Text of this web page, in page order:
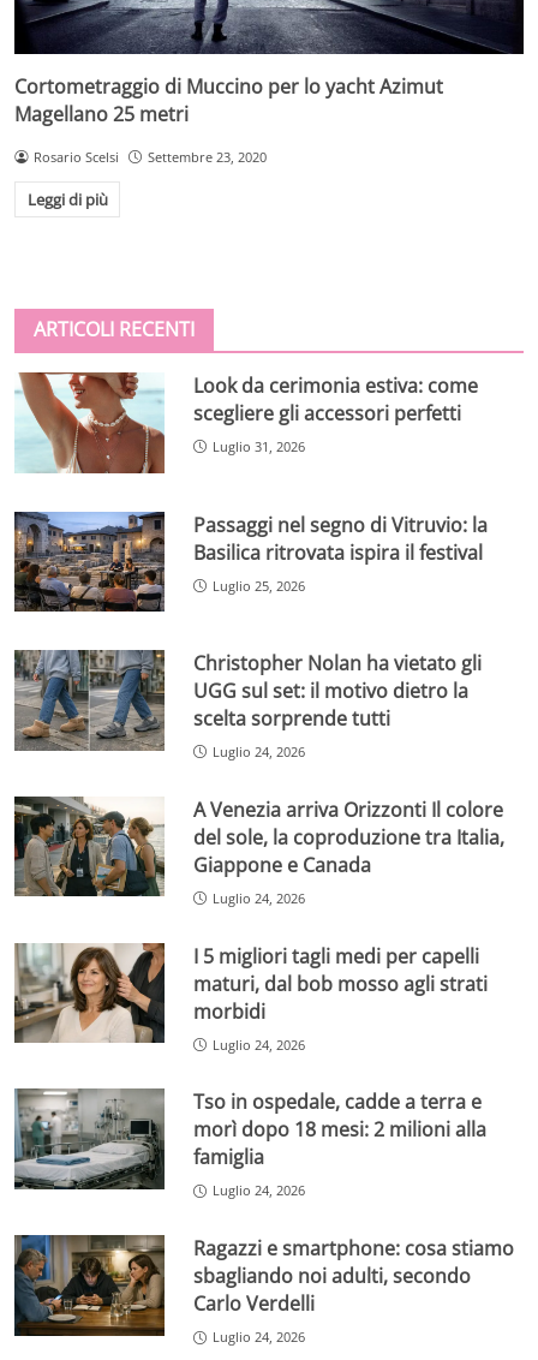
Cortometraggio di Muccino per lo yacht Azimut
Magellano 25 metri
Rosario Scelsi Settembre 23, 2020
Leggi di più
ARTICOLI RECENTI
Look da cerimonia estiva: come
scegliere gli accessori perfetti
Luglio 31, 2026
Passaggi nel segno di Vitruvio: la
Basilica ritrovata ispira il festival
Luglio 25, 2026
Christopher Nolan ha vietato gli
UGG sul set: il motivo dietro la
scelta sorprende tutti
Luglio 24, 2026
A Venezia arriva Orizzonti Il colore
del sole, la coproduzione tra Italia,
Giappone e Canada
Luglio 24, 2026
I 5 migliori tagli medi per capelli
maturi, dal bob mosso agli strati
morbidi
Luglio 24, 2026
Tso in ospedale, cadde a terra e
morì dopo 18 mesi: 2 milioni alla
famiglia
Luglio 24, 2026
Ragazzi e smartphone: cosa stiamo
sbagliando noi adulti, secondo
Carlo Verdelli
Luglio 24, 2026